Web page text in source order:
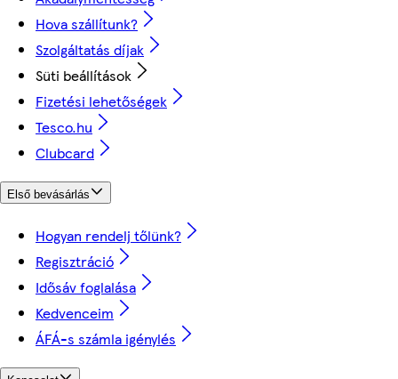
Hova szállítunk?
Szolgáltatás díjak
Süti beállítások
Fizetési lehetőségek
Tesco.hu
Clubcard
Első bevásárlás
Hogyan rendelj tőlünk?
Regisztráció
Idősáv foglalása
Kedvenceim
ÁFÁ-s számla igénylés